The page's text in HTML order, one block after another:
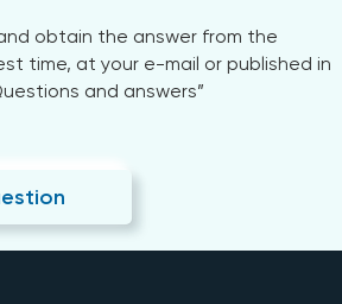
obtain the answer from the
time, at your e-mail or published in
and answers”